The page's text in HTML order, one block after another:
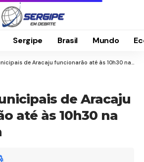
Sergipe Brasil Mundo
de Aracaju funcionarão até às 10h30 na sexta-feira
de Aracaju
até às 10h30 na